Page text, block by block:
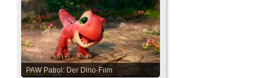
PAW Patrol: Der Dino-Film